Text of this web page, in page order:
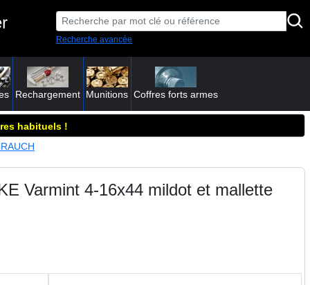
Recherche avancée
Rechargement Munitions Coffres forts armes
habituels !
Varmint 4-16x44 mildot et mallette